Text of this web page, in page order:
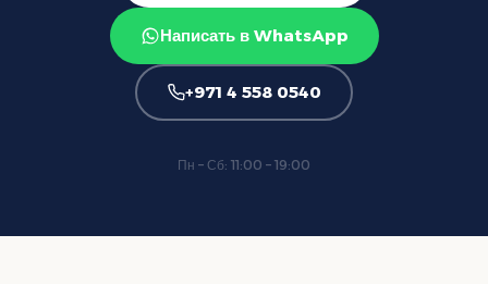
Написать в WhatsApp
+971 4 558 0540
Пн – Сб: 11:00 – 19:00